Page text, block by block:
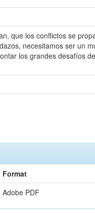
que los conflictos se
necesitamos ser un
los grandes desafíos
Format
Adobe PDF